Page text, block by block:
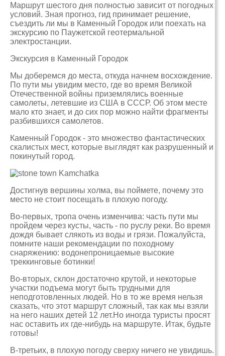
Маршрут шестого дня полностью зависит от погодных
условий. Зная прогноз, гид принимает решение,
съездить ли мы в Каменный Городок или поехать на
экскурсию по Паужетской геотермальной
электростанции.
Экскурсия в Каменный Городок
Мы доберемся до места, откуда начнем восхождение.
По пути мы увидим место, где во время Великой
Отечественной войны приземлялись военные
самолеты, летевшие из США в СССР. Об этом месте
мало кто знает, и до сих пор можно найти фрагменты
разбившихся самолетов.
Каменный Городок - это множество фантастических
скалистых мест, которые выглядят как разрушенный и
покинутый город.
Достигнув вершины холма, вы поймете, почему это
место не стоит посещать в плохую погоду.
Во-первых, тропа очень изменчива: часть пути мы
пройдем через кусты, часть - по руслу реки. Во время
дождя бывает слякоть из воды и грязи. Пожалуйста,
помните наши рекомендации по походному
снаряжению: водонепроницаемые высокие
треккинговые ботинки!
Во-вторых, склон достаточно крутой, и некоторые
участки подъема могут быть трудными для
неподготовленных людей. Но в то же время нельзя
сказать, что этот маршрут сложный, так как мы взяли
на него наших детей 12 лет.Но иногда туристы просят
нас оставить их где-нибудь на маршруте. Итак, будьте
готовы!
В-третьих, в плохую погоду сверху ничего не увидишь.